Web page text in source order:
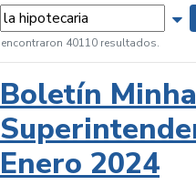
encontraron 40110 resultados.
Boletín
Enero 2024